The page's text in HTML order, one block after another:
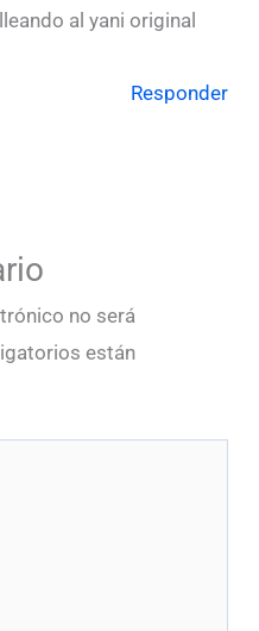
al yani original
Responder
no será
están